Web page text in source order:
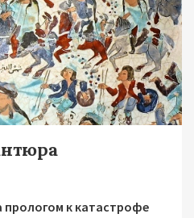
прологом к катастрофе